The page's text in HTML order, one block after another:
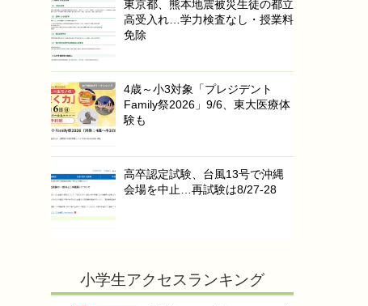
東京都、熊本地震被災生徒の都立
高受入れ…学力検査なし・授業料
免除
4歳～小3対象「プレジデント
Family祭2026」9/6、東大医療体
験も
高卒認定試験、台風13号で沖縄
会場を中止…再試験は8/27-28
小学生アクセスランキング